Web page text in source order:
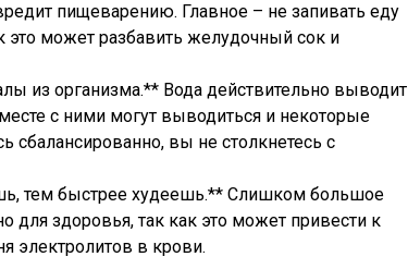
пищеварению. Главное – не запивать еду
может разбавить желудочный сок и
из организма.** Вода действительно выводит
с ними могут выводиться и некоторые
сбалансированно, вы не столкнетесь с
тем быстрее худеешь.** Слишком большое
здоровья, так как это может привести к
электролитов в крови.